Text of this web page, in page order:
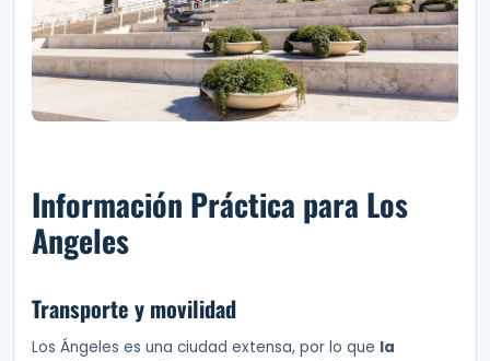
Información Práctica para Los
Angeles
Transporte y movilidad
Los Ángeles es una ciudad extensa, por lo que la